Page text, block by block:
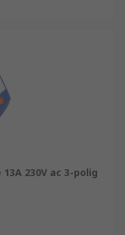
230V ac 3-polig